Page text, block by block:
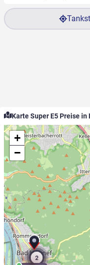
Karte Super E5 Preise in
2
+
−